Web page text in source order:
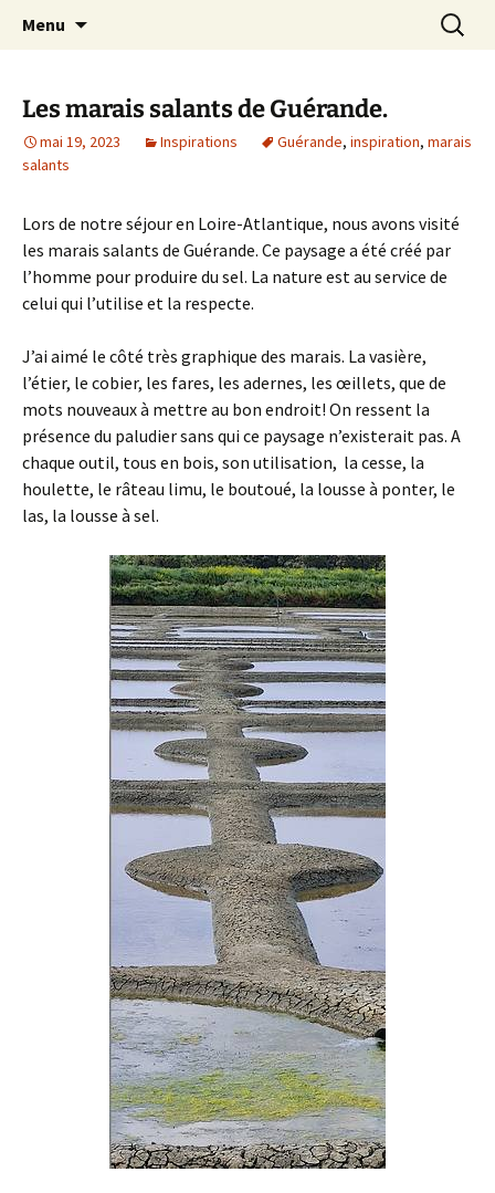
filsetcrayons
Le blog de Sophie A
Menu
Les marais salants de Guérande.
mai 19, 2023 Inspirations Guérande, inspiration, marais
salants
Lors de notre séjour en Loire-Atlantique, nous avons visité
les marais salants de Guérande. Ce paysage a été créé par
l’homme pour produire du sel. La nature est au service de
celui qui l’utilise et la respecte.
J’ai aimé le côté très graphique des marais. La vasière,
l’étier, le cobier, les fares, les adernes, les œillets, que de
mots nouveaux à mettre au bon endroit! On ressent la
présence du paludier sans qui ce paysage n’existerait pas. A
chaque outil, tous en bois, son utilisation, la cesse, la
houlette, le râteau limu, le boutoué, la lousse à ponter, le
las, la lousse à sel.